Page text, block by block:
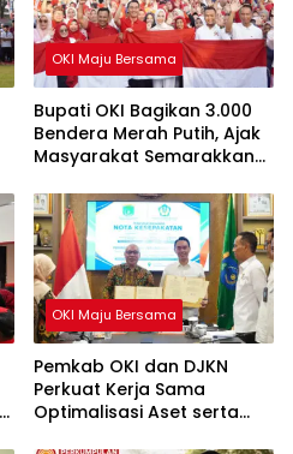
OKI Maju Bersama
Bupati OKI Bagikan 3.000
Bendera Merah Putih, Ajak
Masyarakat Semarakkan
OKI Maju Bersama
Pemkab OKI dan DJKN
Perkuat Kerja Sama
Optimalisasi Aset serta